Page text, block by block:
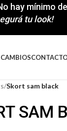
hay mínimo
tu look!
/Skort sam black
SAM